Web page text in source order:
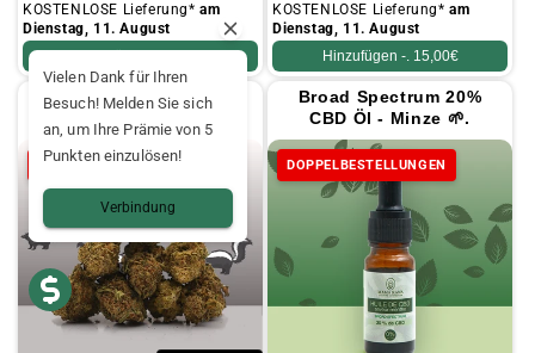
KOSTENLOSE Lieferung*am
Dienstag, 11. August
KOSTENLOSE Lieferung*am
Dienstag, 11. August
Hinzufügen -. 15,00€
Super Skunk CBD Small
Buds 🦨 🦨.
DOPPELBESTELLUNGEN
Broad Spectrum 20%
CBD Öl - Minze 🌱.
DOPPELBESTELLUNGEN
Vielen Dank für Ihren
Besuch! Melden Sie sich
an, um Ihre Prämie von 5
Punkten einzulösen!
Verbindung